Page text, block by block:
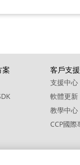
Freight Horn Blasts
Pass By
pass commuter
Passenger Car
Passenger Car
案 客戶支援
支援中心
軟體更新
教學中心
CCP國際